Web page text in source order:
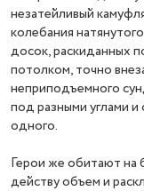
незатейливый
колебания
досок, раскиданных
потолком, точно
неприподъемного
под разными углами
одного.
Герои же обитают на
действу объем и